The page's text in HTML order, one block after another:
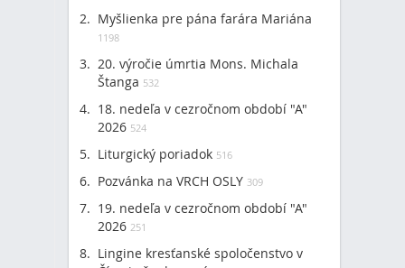
Myšlienka pre pána farára Mariána
1198
20. výročie úmrtia Mons. Michala
Štanga 532
18. nedeľa v cezročnom období "A"
2026 524
Liturgický poriadok 516
Pozvánka na VRCH OSLY 309
19. nedeľa v cezročnom období "A"
2026 251
Lingine kresťanské spoločenstvo v